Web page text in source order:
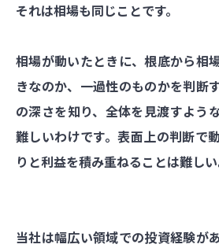
それは相場も同じことです。
相場が動いたときに、根底から相
きなのか、一過性のものかを判断
の深さを知り、全体を見渡すよう
難しいわけです。表面上の判断で
りと利益を積み重ねることは難しい
当社は幅広い領域での投資経験が